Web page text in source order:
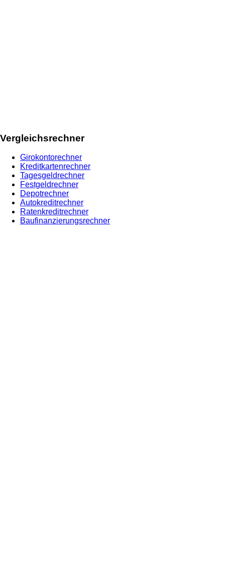
Vergleichsrechner
Girokontorechner
Kreditkartenrechner
Tagesgeldrechner
Festgeldrechner
Depotrechner
Autokreditrechner
Ratenkreditrechner
Baufinanzierungsrechner